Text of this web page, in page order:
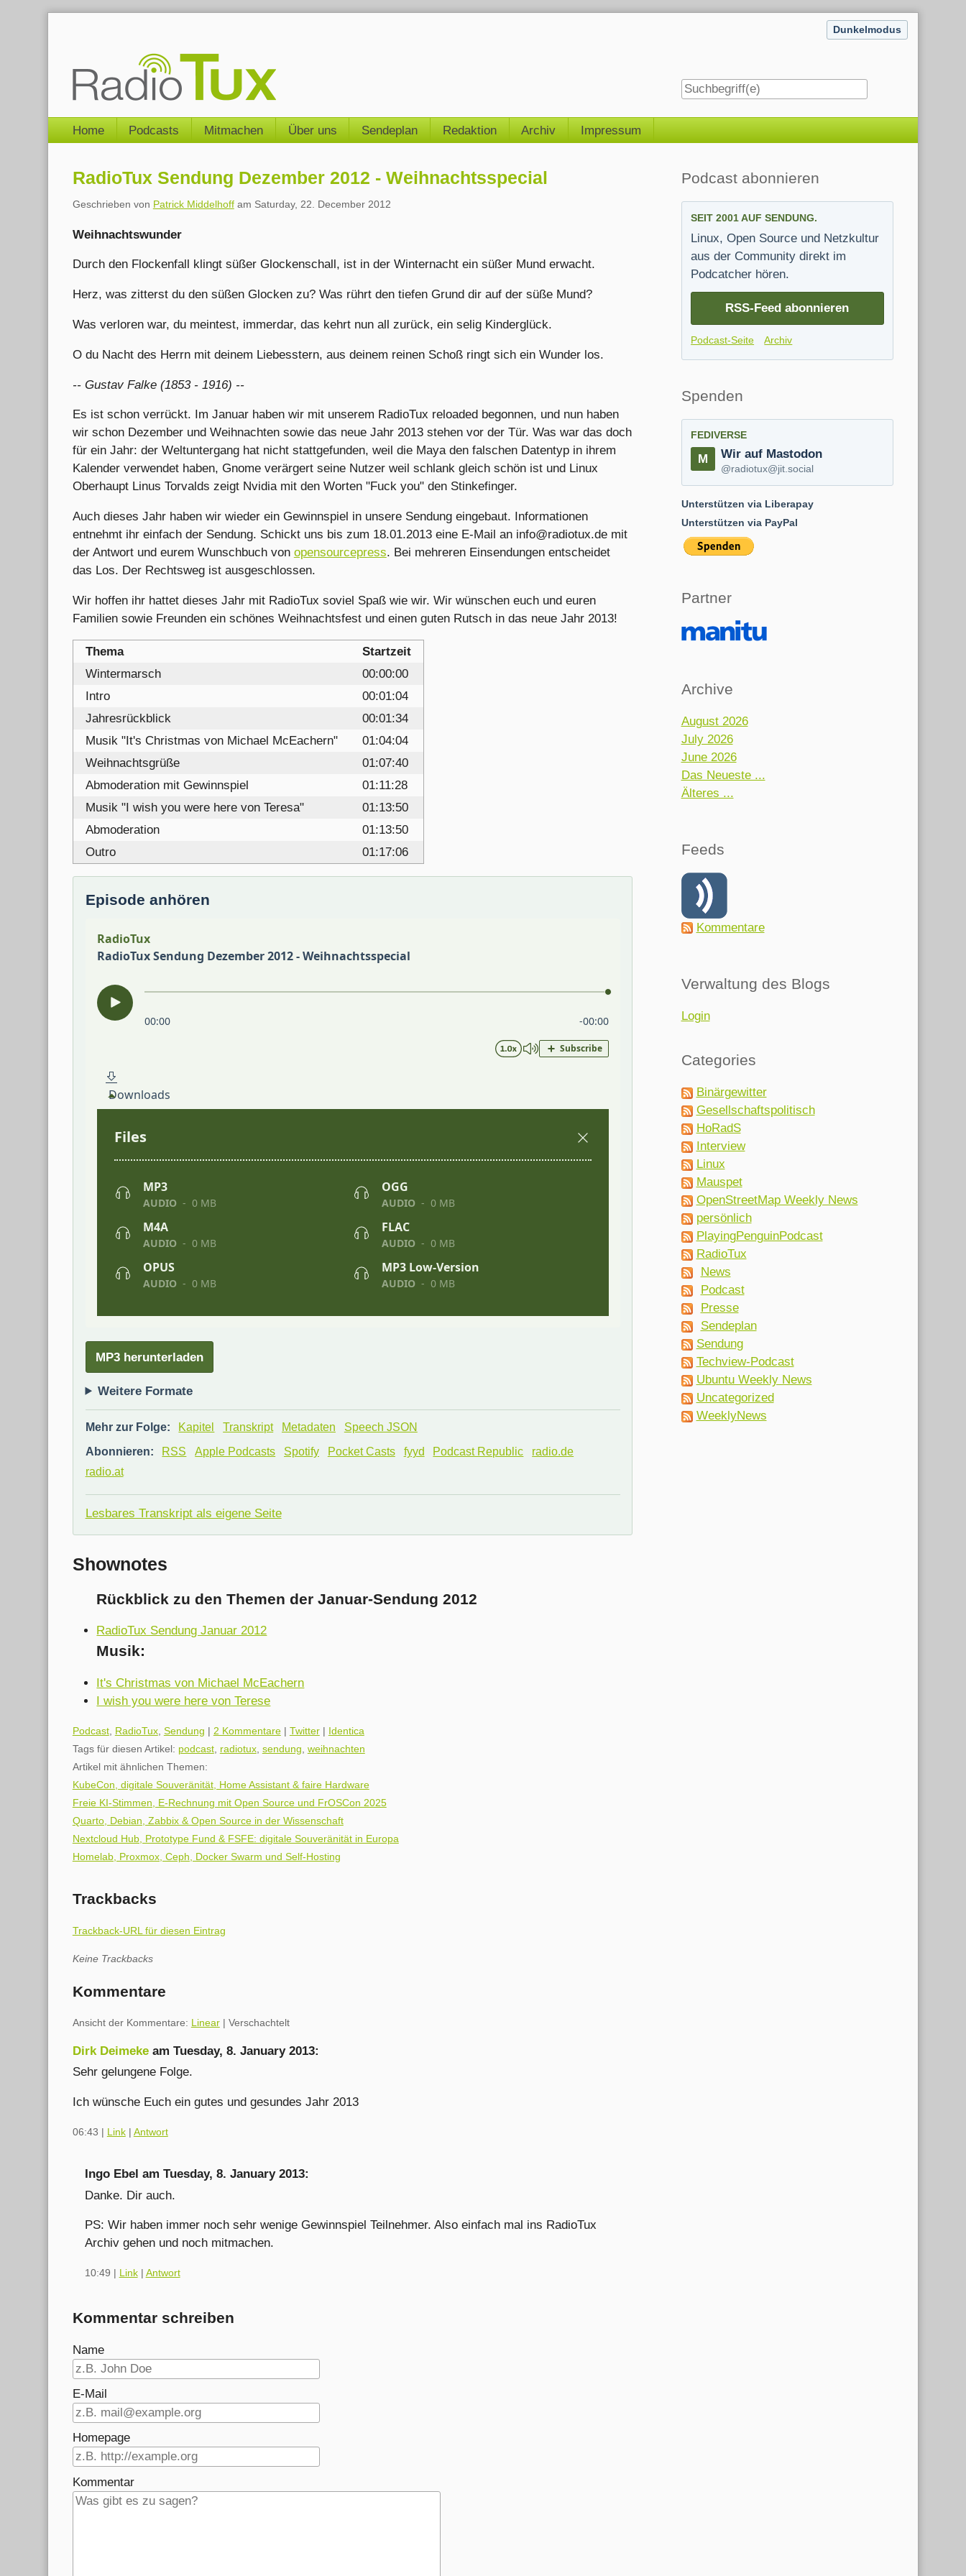
Dunkelmodus
Navigation
Home Podcasts Mitmachen Über uns Sendeplan Redaktion Archiv Impressum
RadioTux Sendung Dezember 2012 - Weihnachtsspecial
Geschrieben von Patrick Middelhoffam Saturday, 22. December 2012
Weihnachtswunder
Durch den Flockenfall klingt süßer Glockenschall, ist in der Winternacht ein süßer Mund erwacht.
Herz, was zitterst du den süßen Glocken zu? Was rührt den tiefen Grund dir auf der süße Mund?
Was verloren war, du meintest, immerdar, das kehrt nun all zurück, ein selig Kinderglück.
O du Nacht des Herrn mit deinem Liebesstern, aus deinem reinen Schoß ringt sich ein Wunder los.
-- Gustav Falke (1853 - 1916) --
Es ist schon verrückt. Im Januar haben wir mit unserem RadioTux reloaded begonnen, und nun haben
wir schon Dezember und Weihnachten sowie das neue Jahr 2013 stehen vor der Tür. Was war das doch
für ein Jahr: der Weltuntergang hat nicht stattgefunden, weil die Maya den falschen Datentyp in ihrem
Kalender verwendet haben, Gnome verärgert seine Nutzer weil schlank gleich schön ist und Linux
Oberhaupt Linus Torvalds zeigt Nvidia mit den Worten "Fuck you" den Stinkefinger.
Auch dieses Jahr haben wir wieder ein Gewinnspiel in unsere Sendung eingebaut. Informationen
entnehmt ihr einfach der Sendung. Schickt uns bis zum 18.01.2013 eine E-Mail an info@radiotux.de mit
der Antwort und eurem Wunschbuch von opensourcepress. Bei mehreren Einsendungen entscheidet
das Los. Der Rechtsweg ist ausgeschlossen.
Wir hoffen ihr hattet dieses Jahr mit RadioTux soviel Spaß wie wir. Wir wünschen euch und euren
Familien sowie Freunden ein schönes Weihnachtsfest und einen guten Rutsch in das neue Jahr 2013!
Thema
Startzeit
Wintermarsch
00:00:00
Intro
00:01:04
Jahresrückblick
00:01:34
Musik "It's Christmas von Michael McEachern"
01:04:04
Weihnachtsgrüße
01:07:40
Abmoderation mit Gewinnspiel
01:11:28
Musik "I wish you were here von Teresa"
01:13:50
Abmoderation
01:13:50
Outro
01:17:06
Episode anhören
MP3 herunterladen
Weitere Formate
Mehr zur Folge: Kapitel Transkript Metadaten
Speech JSON
Abonnieren:
RSS Apple Podcasts Spotify Pocket Casts fyyd Podcast Republic
radio.de
radio.at
Lesbares Transkript als eigene Seite
Shownotes
Rückblick zu den Themen der Januar-Sendung 2012
RadioTux Sendung Januar 2012
Musik:
It's Christmas von Michael McEachern
I wish you were here von Terese
Kategorien:
Podcast, RadioTux, Sendung 2 Kommentare| Twitter|
Identica
Tags für diesen Artikel: podcast, radiotux, sendung weihnachten
Artikel mit ähnlichen Themen:
KubeCon, digitale Souveränität, Home Assistant & faire Hardware
Freie KI-Stimmen, E-Rechnung mit Open Source und FrOSCon 2025
Quarto, Debian, Zabbix & Open Source in der Wissenschaft
Nextcloud Hub, Prototype Fund & FSFE: digitale Souveränität in Europa
Homelab, Proxmox, Ceph, Docker Swarm und Self-Hosting
Trackbacks
Trackback-URL für diesen Eintrag
Keine Trackbacks
Kommentare
Ansicht der Kommentare: Linear| Verschachtelt
Dirk Deimekeam Tuesday, 8. January 2013:
Sehr gelungene Folge.
Ich wünsche Euch ein gutes und gesundes Jahr 2013
06:43 Link| Antwort
Ingo Ebel am Tuesday, 8. January 2013:
Danke. Dir auch.
PS: Wir haben immer noch sehr wenige Gewinnspiel Teilnehmer. Also einfach mal ins RadioTux
Archiv gehen und noch mitmachen.
10:49 Link| Antwort
Kommentar schreiben
Name
E-Mail
Homepage
Kommentar
Seitenleiste
Podcast abonnieren
SEIT 2001 AUF SENDUNG.
Linux, Open Source und Netzkultur
aus der Community direkt im
Podcatcher hören.
RSS-Feed abonnieren
Podcast-Seite Archiv
Spenden
FEDIVERSE
Wir auf Mastodon
@radiotux@jit.social
Unterstützen via Liberapay
Unterstützen via PayPal
Partner
Archive
August 2026
July 2026
June 2026
Das Neueste ...
Älteres ...
Feeds
Kommentare
Verwaltung des Blogs
Login
Categories
Binärgewitter
Gesellschaftspolitisch
HoRadS
Interview
Linux
Mauspet
OpenStreetMap Weekly News
persönlich
PlayingPenguinPodcast
RadioTux
News
Podcast
Presse
Sendeplan
Sendung
Techview-Podcast
Ubuntu Weekly News
Uncategorized
WeeklyNews